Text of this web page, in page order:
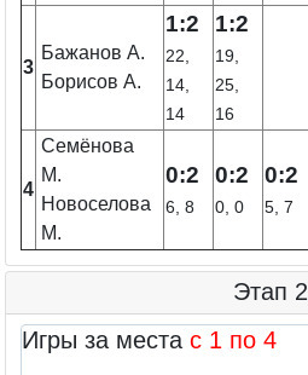
3
Бажанов А.
Борисов А.
1:2
22,
14,
14
1:2
19,
25,
16
4
Семёнова
М.
Новоселова
М.
0:2
6, 8
0:2
0, 0
0:2
5, 7
Этап 2
Игры за места c 1 по 4